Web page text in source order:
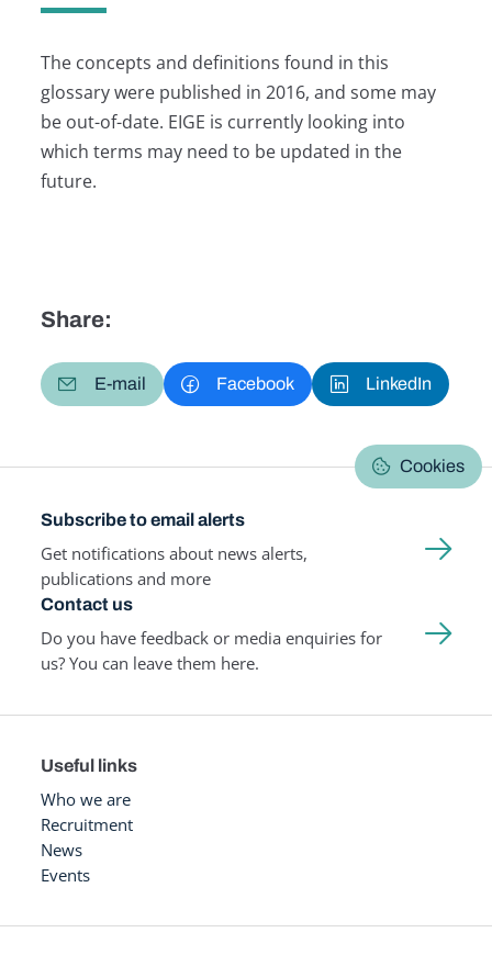
The concepts and definitions found in this
glossary were published in 2016, and some may
be out-of-date. EIGE is currently looking into
which terms may need to be updated in the
future.
Share:
E-mail Facebook LinkedIn
Cookies
Subscribe to email alerts
Get notifications about news alerts,
publications and more
Contact us
Do you have feedback or media enquiries for
us? You can leave them here.
Useful links
Who we are
Recruitment
News
Events